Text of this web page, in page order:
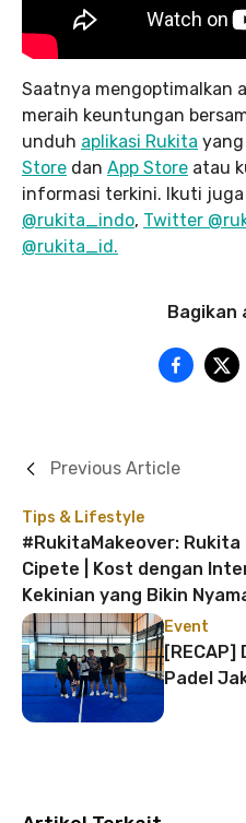
Saatnya mengoptimalkan
meraih keuntungan
unduh aplikasi Rukita
Store dan App Store atau
informasi terkini. Ikuti juga
@rukita_indo, Twitter
@rukita_id.
Bagikan
Tips & Lifestyle
#RukitaMakeover: Rukita
Cipete | Kost dengan
Kekinian yang Bikin
Previous Article
Event
[RECAP]
Padel